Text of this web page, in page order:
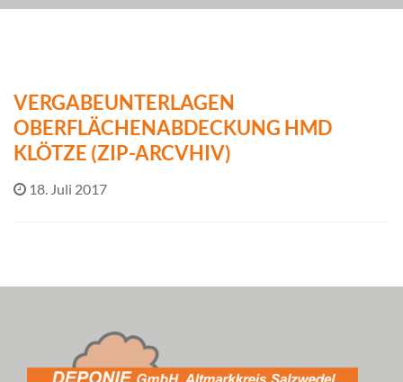
VERGABEUNTERLAGEN
OBERFLÄCHENABDECKUNG HMD
KLÖTZE (ZIP-ARCVHIV)
18. Juli 2017